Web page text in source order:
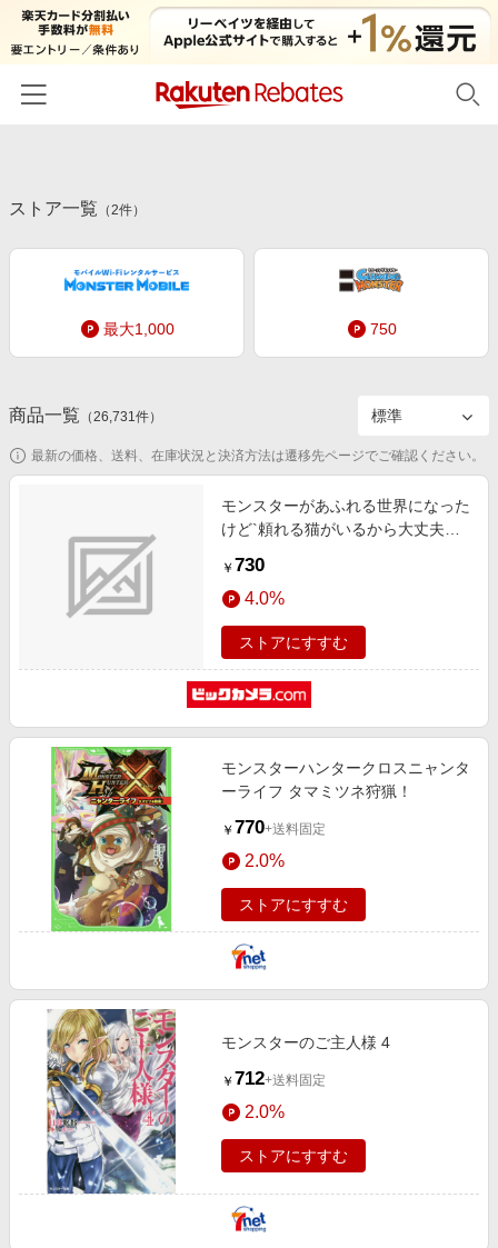
カテゴリー一覧
百貨店・総合ECモール
ファッション・インナー・小物
食品・スイーツ・お酒
家電・PC・スマホ・カメラ
スポーツ・アウトドア・ゴルフ
インテリア・寝具
ペット・花・DIY・車
金融・マネー・保険
デジタルコンテンツ
ビジネス・その他サービス
初回購入者限定特典
新着ストアのご紹介
電子書籍特集
わくわく夏特集
Apple公式サイト×楽天カード分割払い
Samsung ボーナスキャンペーン
週末の高還元 夏の長期版
友達紹介
楽天IDでログイン/会員登録
ストア一覧 （2件）
最大1,000 750
商品一覧 （26,731件）
最新の価格、送料、在庫状況と決済方法は遷移先ページでご確認ください。
モンスターがあふれる世界になった
けど`頼れる猫がいるから大丈夫で
￥ 730
4.0%
ストアにすすむ
モンスターハンタークロスニャンタ
ーライフ タマミツネ狩猟！
￥ 770+送料固定
2.0%
ストアにすすむ
モンスターのご主人様 4
￥ 712+送料固定
2.0%
ストアにすすむ